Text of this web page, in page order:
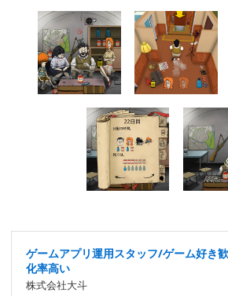
ゲームアプリ運用スタッフ/ゲーム好き
化率高い
株式会社大斗